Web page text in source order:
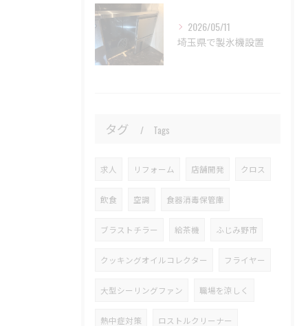
2026/05/11
埼玉県で製氷機設置
タグ Tags
求人 リフォーム 店舗開発 クロス
飲食 空調 食器消毒保管庫
ブラストチラー 給茶機 ふじみ野市
クッキングオイルコレクター フライヤー
大型シーリングファン 職場を涼しく
熱中症対策 ロストルクリーナー